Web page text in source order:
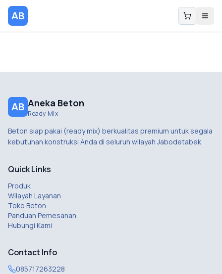
AB
AB Aneka Beton
Ready Mix
Beton siap pakai (ready mix) berkualitas premium untuk segala
kebutuhan konstruksi Anda di seluruh wilayah Jabodetabek.
Quick Links
Produk
Wilayah Layanan
Toko Beton
Panduan Pemesanan
Hubungi Kami
Contact Info
085717263228